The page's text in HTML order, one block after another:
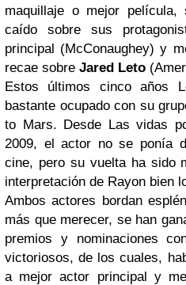
maquillaje o mejor
caído sobre sus
principal (McConaughey) y
recae sobre Jared Leto
Estos últimos cinco años
bastante ocupado con su
to Mars. Desde Las vidas
2009, el actor no se ponía
cine, pero su vuelta ha sido
interpretación de Rayon bien
Ambos actores bordan
más que merecer, se han
premios y nominaciones
victoriosos, de los cuales,
a mejor actor principal y